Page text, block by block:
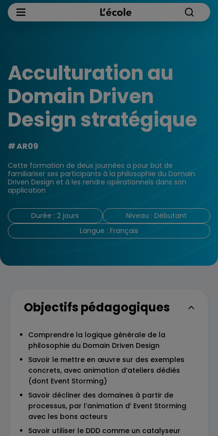
Acculturation au
Domain Driven
Design stratégique
AR09
Cette formation de deux journées a pour but de
familiariser ses participants à la philosophie du Domain
Driven Design et à les rendre opérationnels dans son
application
Durée : 2 jours
Niveau : Débutant
Langue : Français
Objectifs pédagogiques
Comprendre la logique générale de la
philosophie du Domain Driven Design
Savoir le mettre en œuvre sur des exemples
concrets, avec animation d’ateliers dédiés
(dont Event Storming)
Savoir décliner des domaines à partir de
processus, par l’animation d’ Event Storming
avec les bons acteurs
Savoir utiliser le DDD comme un catalyseur